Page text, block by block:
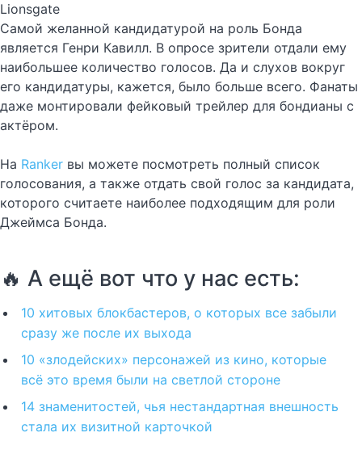
Lionsgate
Самой желанной кандидатурой на роль Бонда
является Генри Кавилл. В опросе зрители отдали ему
наибольшее количество голосов. Да и слухов вокруг
его кандидатуры, кажется, было больше всего. Фанаты
даже монтировали фейковый трейлер для бондианы с
актёром.
На Ranker вы можете посмотреть полный список
голосования, а также отдать свой голос за кандидата,
которого считаете наиболее подходящим для роли
Джеймса Бонда.
🔥 А ещё вот что у нас есть:
10 хитовых блокбастеров, о которых все забыли
сразу же после их выхода
10 «злодейских» персонажей из кино, которые
всё это время были на светлой стороне
14 знаменитостей, чья нестандартная внешность
стала их визитной карточкой